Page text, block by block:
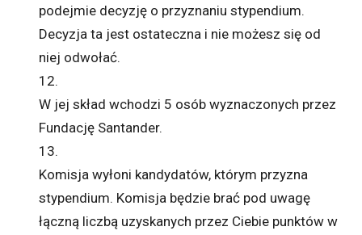
podejmie decyzję o przyznaniu stypendium.
Decyzja ta jest ostateczna i nie możesz się od
niej odwołać.
12.
W jej skład wchodzi 5 osób wyznaczonych przez
Fundację Santander.
13.
Komisja wyłoni kandydatów, którym przyzna
stypendium. Komisja będzie brać pod uwagę
łączną liczbą uzyskanych przez Ciebie punktów w